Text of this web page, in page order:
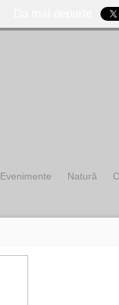
Evenimente Natură